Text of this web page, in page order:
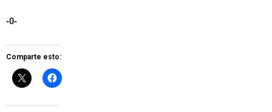
-0-
Comparte esto: